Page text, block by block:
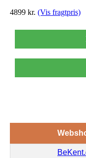
4899 kr. (Vis fragtpris)